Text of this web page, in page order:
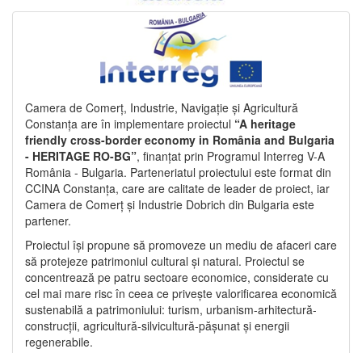
Camera de Comerț, Industrie, Navigație și Agricultură
Constanța are în implementare proiectul “A heritage
friendly cross-border economy in România and Bulgaria
- HERITAGE RO-BG”, finanțat prin Programul Interreg V-A
România - Bulgaria. Parteneriatul proiectului este format din
CCINA Constanța, care are calitate de leader de proiect, iar
Camera de Comerț și Industrie Dobrich din Bulgaria este
partener.
Proiectul își propune să promoveze un mediu de afaceri care
să protejeze patrimoniul cultural și natural. Proiectul se
concentrează pe patru sectoare economice, considerate cu
cel mai mare risc în ceea ce privește valorificarea economică
sustenabilă a patrimoniului: turism, urbanism-arhitectură-
construcții, agricultură-silvicultură-pășunat și energii
regenerabile.